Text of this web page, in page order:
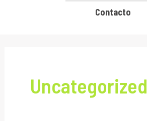
Contacto
Uncategorized